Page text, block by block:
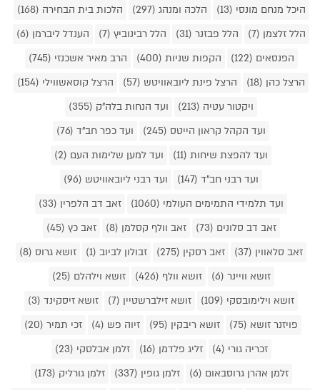
היכל מנחם מונסי (13) הלכה ומנהג (297)
הלכות בית הבחירה (168)
הלל זלצמן (7)
הלל פבזנר (31) הלל רבינוביץ (7)
הענדל ליברמן (6)
הפנסאים (122)
הקפות שניות (400)
הרב מאיר אשכנזי (745)
הרצל כהן (18)
הרצל פינת ליובאוויטש (57)
הרצל קוסאשווילי (154)
ויקטור עטיה (213)
ועד הנחות בלה"ק (355)
ועד הקהל קראון הייטס (245)
ועד כפר חב"ד (76)
ועד להפצת שיחות (11)
ועד למען שלימות העם (2)
ועד רבני חב"ד (147)
ועד רבני ליובאוויטש (96)
ועד תלמידי התמימים העולמי (1060)
זאב דב הלפרין (33)
זאב דב סלונים (73)
זאב וולף קסלמן (8)
זאב כץ (45)
זאב סלאווין (37)
זאב רסקין (275) זבולון לביוב (1)
זושא גרוס (8)
זושא וויינר (6)
זושא וולף (426)
זושא וילהלם (25)
זושא וילימובסקי (109)
זושא זילברשטיין (7)
זושא זיסקינד (3)
פויזנר זושא (75)
זושא ריבקין (95) זיוה פש (4)
זכי תמיר (20)
זכריה גורי (4)
זליג פלדמן (16)
זלמן אבלסקי (23)
זלמן אהרן גרוסבאום (6)
זלמן גופין (337)
זלמן גורליק (173)